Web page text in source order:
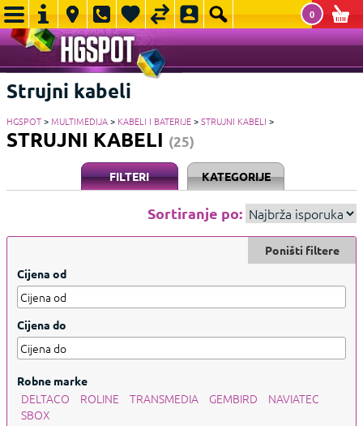
0
Strujni kabeli
HGSPOT>MULTIMEDIJA> KABELI I BATERIJE>STRUJNI KABELI >
STRUJNI KABELI (25)
FILTERI KATEGORIJE
Sortiranje po:
Cijena od
Cijena do
Robne marke
DELTACO ROLINE TRANSMEDIA GEMBIRD
NAVIATEC
SBOX
Poništi filtere